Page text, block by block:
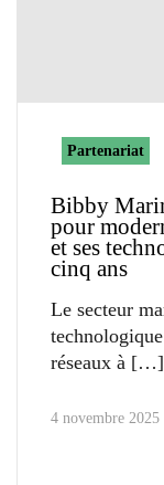
Partenariat
Bibby
pour
et ses
cinq ans
Le secteur
réseaux à
4 novembre 2025